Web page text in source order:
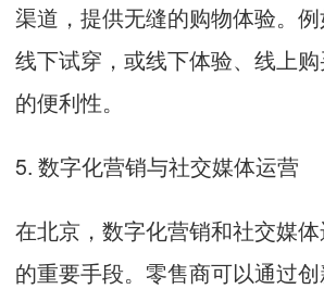
渠道，提供无缝的购物体验。例
线下试穿，或线下体验、线上
的便利性。
5. 数字化营销与社交媒体运营
在北京，数字化营销和社交媒
的重要手段。零售商可以通过创